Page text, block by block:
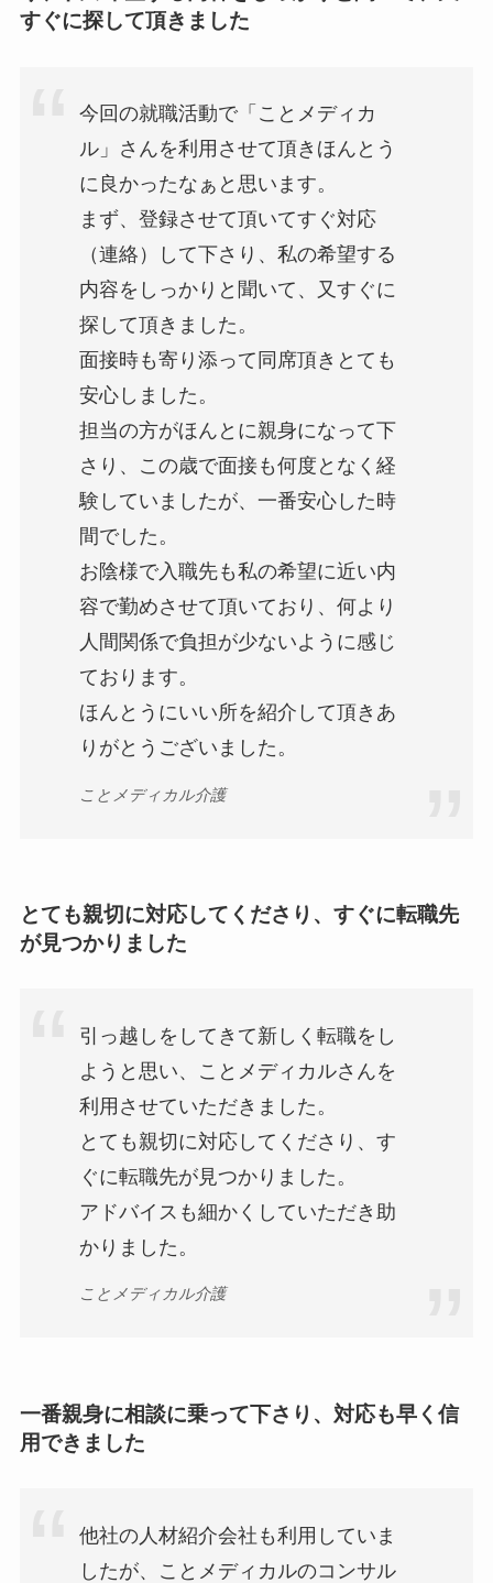
すぐに探して頂きました
今回の就職活動で「ことメディカ
ル」さんを利用させて頂きほんとう
に良かったなぁと思います。
まず、登録させて頂いてすぐ対応
（連絡）して下さり、私の希望する
内容をしっかりと聞いて、又すぐに
探して頂きました。
面接時も寄り添って同席頂きとても
安心しました。
担当の方がほんとに親身になって下
さり、この歳で面接も何度となく経
験していましたが、一番安心した時
間でした。
お陰様で入職先も私の希望に近い内
容で勤めさせて頂いており、何より
人間関係で負担が少ないように感じ
ております。
ほんとうにいい所を紹介して頂きあ
りがとうございました。
ことメディカル介護
とても親切に対応してくださり、すぐに転職先
が見つかりました
引っ越しをしてきて新しく転職をし
ようと思い、ことメディカルさんを
利用させていただきました。
とても親切に対応してくださり、す
ぐに転職先が見つかりました。
アドバイスも細かくしていただき助
かりました。
ことメディカル介護
一番親身に相談に乗って下さり、対応も早く信
用できました
他社の人材紹介会社も利用していま
したが、ことメディカルのコンサル